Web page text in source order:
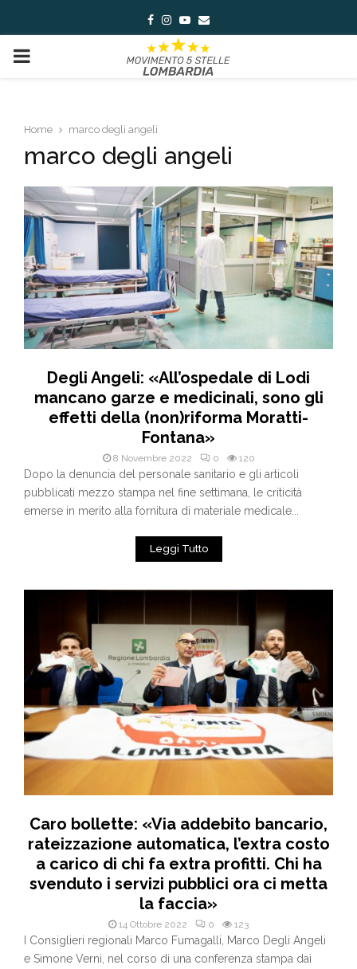
Facebook
Instagram
Youtube
Email
PRIMARY
Home marco degli angeli
marco degli angeli
Degli Angeli: «All’ospedale di Lodi
mancano garze e medicinali, sono gli
effetti della (non)riforma Moratti-
Fontana»
8 Novembre 2022 0 120
Dopo la denuncia del personale sanitario e gli articoli
pubblicati mezzo stampa nel fine settimana, le criticità
emerse in merito alla fornitura di materiale medicale...
Leggi Tutto
Caro bollette: «Via addebito bancario,
rateizzazione automatica, l’extra costo
a carico di chi fa extra profitti. Chi ha
svenduto i servizi pubblici ora ci metta
la faccia»
14 Ottobre 2022 0 123
I Consiglieri regionali Marco Fumagalli, Marco Degli Angeli
e Simone Verni, nel corso di una conferenza stampa dai